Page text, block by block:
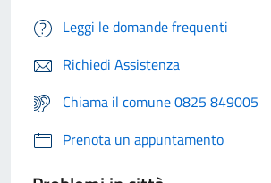
Leggi le domande frequenti
Richiedi Assistenza
Chiama il comune 0825 849005
Prenota un appuntamento